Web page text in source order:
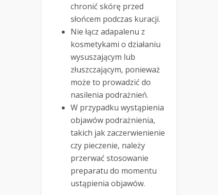
chronić skórę przed
słońcem podczas kuracji.
Nie łącz adapalenu z
kosmetykami o działaniu
wysuszającym lub
złuszczającym, ponieważ
może to prowadzić do
nasilenia podrażnień.
W przypadku wystąpienia
objawów podrażnienia,
takich jak zaczerwienienie
czy pieczenie, należy
przerwać stosowanie
preparatu do momentu
ustąpienia objawów.